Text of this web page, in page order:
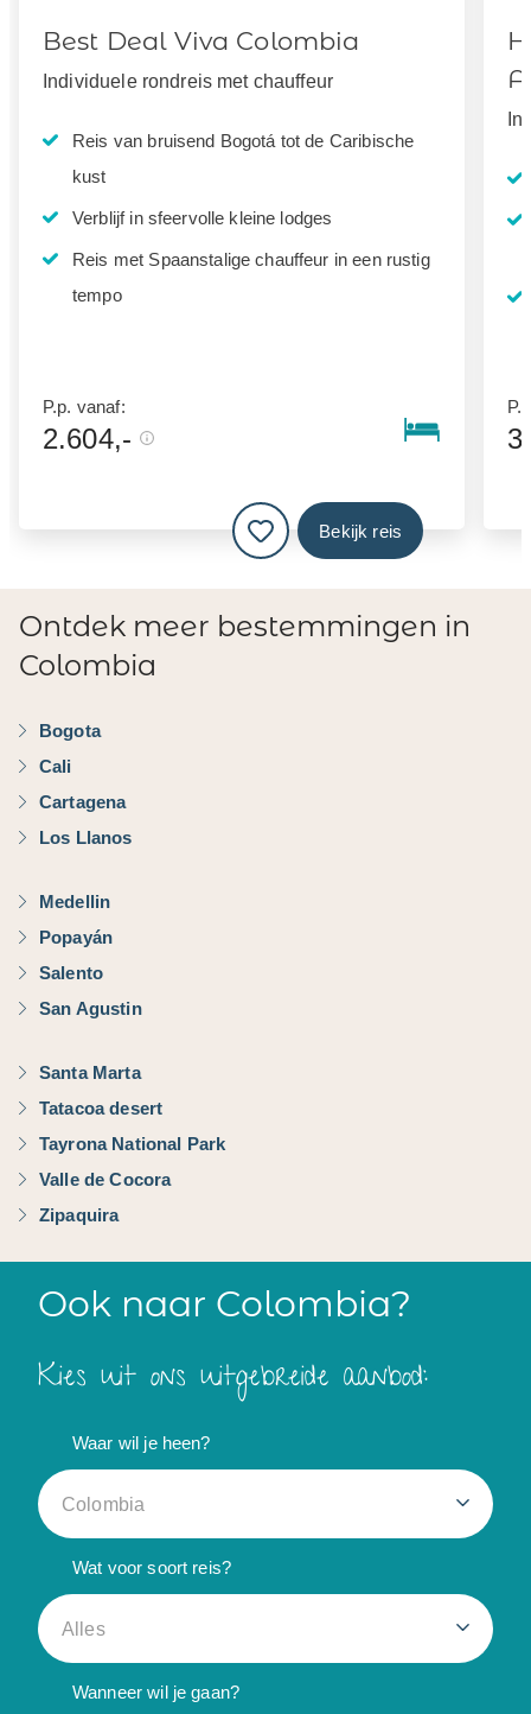
Best Deal Viva Colombia
Individuele rondreis met chauffeur
Reis van bruisend Bogotá tot de Caribische
kust
Verblijf in sfeervolle kleine lodges
Reis met Spaanstalige chauffeur in een rustig
tempo
P.p. vanaf:
2.604,-
Bekijk reis
Ontdek meer bestemmingen in
Colombia
Bogota
Cali
Cartagena
Los Llanos
Medellin
Popayán
Salento
San Agustin
Santa Marta
Tatacoa desert
Tayrona National Park
Valle de Cocora
Zipaquira
Ook naar Colombia?
Kies uit ons uitgebreide aanbod:
Waar wil je heen?
Colombia
Wat voor soort reis?
Alles
Wanneer wil je gaan?